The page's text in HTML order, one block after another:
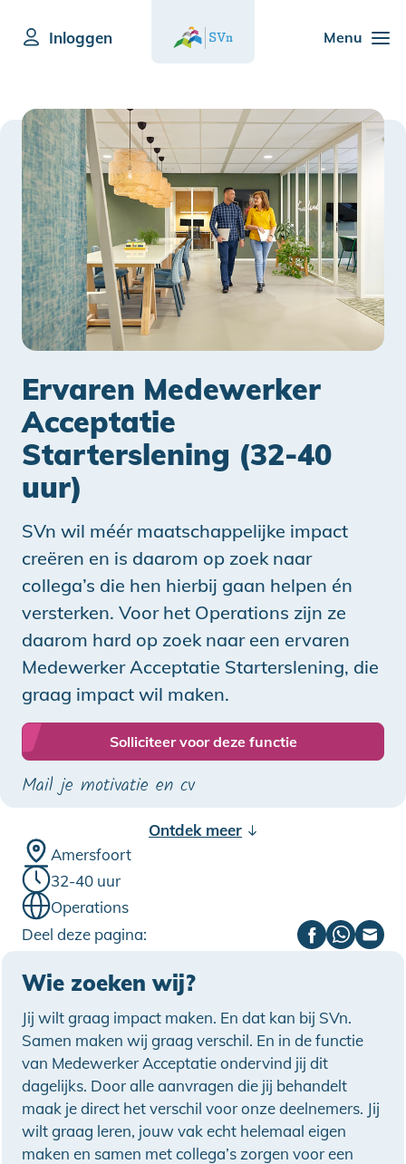
Menu
Inloggen
Ervaren Medewerker
Acceptatie
Starterslening (32-40
uur)
SVn wil méér maatschappelijke impact
creëren en is daarom op zoek naar
collega’s die hen hierbij gaan helpen én
versterken. Voor het Operations zijn ze
daarom hard op zoek naar een ervaren
Medewerker Acceptatie Starterslening, die
graag impact wil maken.
Solliciteer voor deze functie
Mail je motivatie en cv
Ontdek meer
Amersfoort
32-40 uur
Operations
Deel deze pagina:
Wie zoeken wij?
Jij wilt graag impact maken. En dat kan bij SVn.
Samen maken wij graag verschil. En in de functie
van Medewerker Acceptatie ondervind jij dit
dagelijks. Door alle aanvragen die jij behandelt
maak je direct het verschil voor onze deelnemers. Jij
wilt graag leren, jouw vak echt helemaal eigen
maken en samen met collega’s zorgen voor een